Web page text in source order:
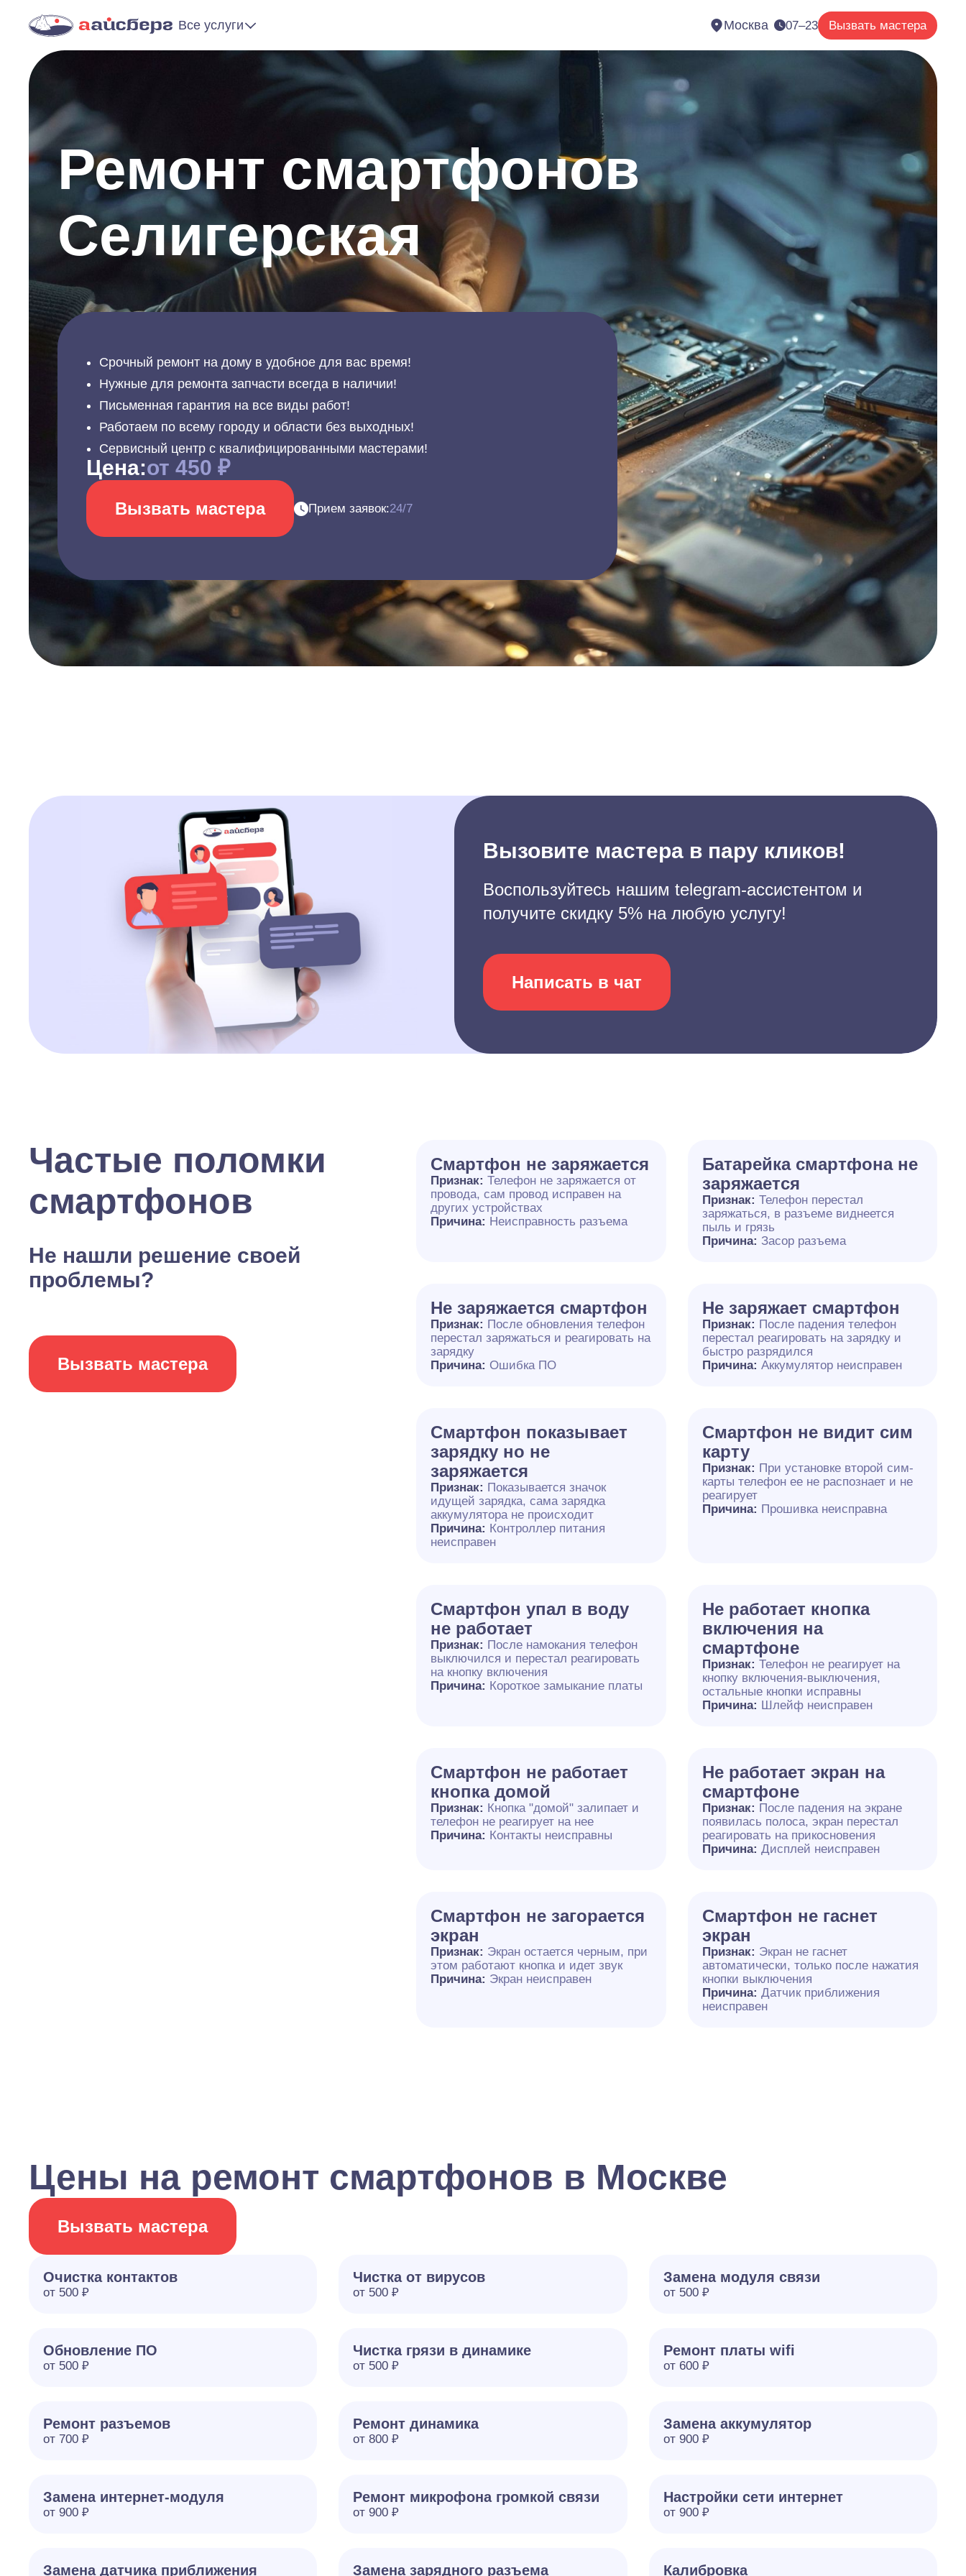
Все услуги Москва 07–23 Вызвать мастера
Ремонт смартфонов
Селигерская
Срочный ремонт на дому в удобное для вас время!
Нужные для ремонта запчасти всегда в наличии!
Письменная гарантия на все виды работ!
Работаем по всему городу и области без выходных!
Сервисный центр с квалифицированными мастерами!
Цена:от 450 ₽
Вызвать мастера Прием заявок:24/7
Вызовите мастера в пару кликов!
Воспользуйтесь нашим telegram-ассистентом и
получите скидку 5% на любую услугу!
Написать в чат
Частые поломки
смартфонов
Не нашли решение своей
проблемы?
Вызвать мастера
Смартфон не заряжается
Признак:Телефон не заряжается от
провода, сам провод исправен на
других устройствах
Причина: Неисправность разъема
Батарейка смартфона не
заряжается
Признак: Телефон перестал
заряжаться, в разъеме виднеется
пыль и грязь
Причина: Засор разъема
Не заряжается смартфон
Признак: После обновления телефон
перестал заряжаться и реагировать на
зарядку
Причина: Ошибка ПО
Не заряжает смартфон
Признак: После падения телефон
перестал реагировать на зарядку и
быстро разрядился
Причина: Аккумулятор неисправен
Смартфон показывает
зарядку но не
заряжается
Признак: Показывается значок
идущей зарядка, сама зарядка
аккумулятора не происходит
Причина: Контроллер питания
неисправен
Смартфон не видит сим
карту
Признак: При установке второй сим-
карты телефон ее не распознает и не
реагирует
Причина: Прошивка неисправна
Смартфон упал в воду
не работает
Признак: После намокания телефон
выключился и перестал реагировать
на кнопку включения
Причина: Короткое замыкание платы
Не работает кнопка
включения на
смартфоне
Признак: Телефон не реагирует на
кнопку включения-выключения,
остальные кнопки исправны
Причина: Шлейф неисправен
Смартфон не работает
кнопка домой
Признак: Кнопка "домой" залипает и
телефон не реагирует на нее
Причина: Контакты неисправны
Не работает экран на
смартфоне
Признак: После падения на экране
появилась полоса, экран перестал
реагировать на прикосновения
Причина: Дисплей неисправен
Смартфон не загорается
экран
Признак: Экран остается черным, при
этом работают кнопка и идет звук
Причина: Экран неисправен
Смартфон не гаснет
экран
Признак: Экран не гаснет
автоматически, только после нажатия
кнопки выключения
Причина: Датчик приближения
неисправен
Цены на ремонт смартфонов в Москве
Вызвать мастера
Очистка контактов
от 500 ₽
Чистка от вирусов
от 500 ₽
Замена модуля связи
от 500 ₽
Обновление ПО
от 500 ₽
Чистка грязи в динамике
от 500 ₽
Ремонт платы wifi
от 600 ₽
Ремонт разъемов
от 700 ₽
Ремонт динамика
от 800 ₽
Замена аккумулятор
от 900 ₽
Замена интернет-модуля
от 900 ₽
Ремонт микрофона громкой связи
от 900 ₽
Настройки сети интернет
от 900 ₽
Замена датчика приближения Замена зарядного разъема Калибровка